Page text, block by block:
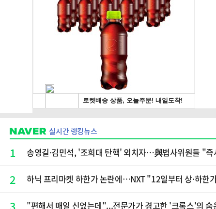
실시간 랭킹뉴스
1 송영길·김민석, '조희대 탄핵' 외치자…與법사위원들 "
2 하닉 프리마켓 하한가 논란에…NXT "12일부터 상·하한
"편해서 매일 신었는데"...전문가가 경고한 '크록스'의 숨